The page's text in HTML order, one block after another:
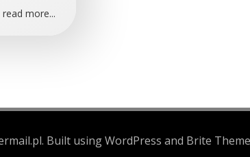
read more...
Built using WordPress and Brite